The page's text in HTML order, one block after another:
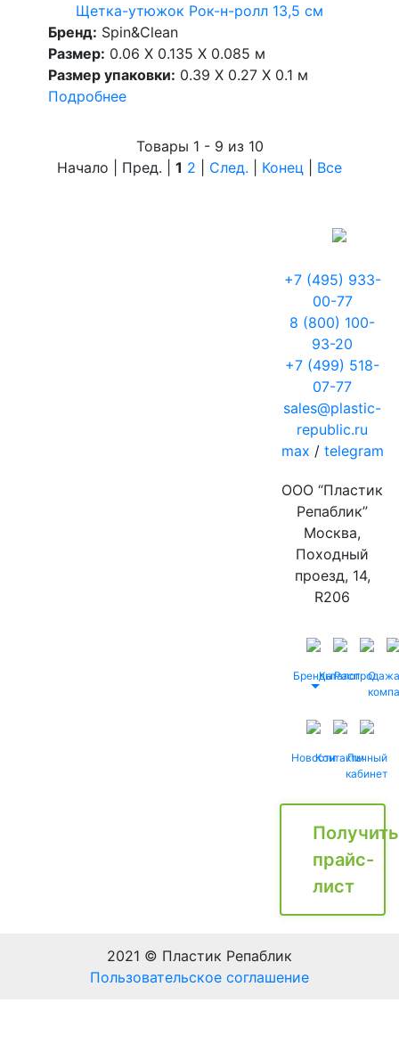
Щетка-утюжок Рок-н-ролл 13,5 см
Бренд: Spin&Clean
Размер: 0.06 X 0.135 X 0.085 м
Размер упаковки: 0.39 X 0.27 X 0.1 м
Подробнее
Товары 1 - 9 из 10
Начало | Пред. | 1 2 След. Конец Все
+7 (495) 933-
00-77
8 (800) 100-
93-20
+7 (499) 518-
07-77
sales@plastic-
republic.ru
max / telegram
ООО “Пластик
Репаблик”
Москва,
Походный
проезд, 14,
R206
БрендыКаталог
Распродажа
О
НовостиКонтактыЛичный
кабинет
Получить
прайс-
лист
2021 © Пластик Репаблик
Пользовательское соглашение